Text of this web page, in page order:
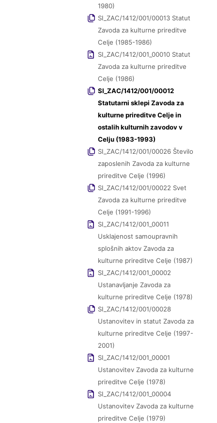
1980)
SI_ZAC/1412/001/00013 Statut
Zavoda za kulturne prireditve
Celje (1985-1986)
SI_ZAC/1412/001_00010 Statut
Zavoda za kulturne prireditve
Celje (1986)
SI_ZAC/1412/001/00012
Statutarni sklepi Zavoda za
kulturne prireditve Celje in
ostalih kulturnih zavodov v
Celju (1983-1993)
SI_ZAC/1412/001/00026 Število
zaposlenih Zavoda za kulturne
prireditve Celje (1996)
SI_ZAC/1412/001/00022 Svet
Zavoda za kulturne prireditve
Celje (1991-1996)
SI_ZAC/1412/001_00011
Usklajenost samoupravnih
splošnih aktov Zavoda za
kulturne prireditve Celje (1987)
SI_ZAC/1412/001_00002
Ustanavljanje Zavoda za
kulturne prireditve Celje (1978)
SI_ZAC/1412/001/00028
Ustanovitev in statut Zavoda za
kulturne prireditve Celje (1997-
2001)
SI_ZAC/1412/001_00001
Ustanovitev Zavoda za kulturne
prireditve Celje (1978)
SI_ZAC/1412/001_00004
Ustanovitev Zavoda za kulturne
prireditve Celje (1979)